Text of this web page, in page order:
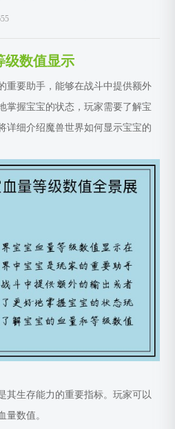
级数值显示
重要助手，能够在战斗中提供额外
掌握宝宝的状态，玩家需要了解宝
详细介绍魔兽世界如何显示宝宝的
其生存能力的重要指标。玩家可以
量数值。